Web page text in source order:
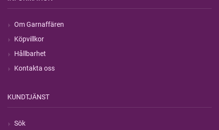
Om Garnaffären
Köpvillkor
Hållbarhet
Kontakta oss
KUNDTJÄNST
Sök